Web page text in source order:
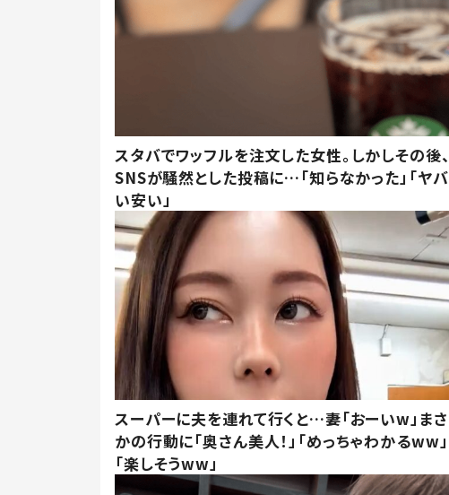
スタバでワッフルを注文した女性。しかしその後、
SNSが騒然とした投稿に…「知らなかった」「ヤバ
い安い」
スーパーに夫を連れて行くと…妻「おーいw」まさ
かの行動に「奥さん美人！」「めっちゃわかるww」
「楽しそうww」